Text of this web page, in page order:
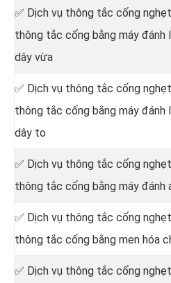
✅ Dịch vụ thông tắc cống
thông tắc cống bằng máy đánh
dây vừa
✅ Dịch vụ thông tắc cống
thông tắc cống bằng máy đánh
dây to
✅ Dịch vụ thông tắc cống
thông tắc cống bằng máy đánh
✅ Dịch vụ thông tắc cống
thông tắc cống bằng men hóa
✅ Dịch vụ thông tắc cống